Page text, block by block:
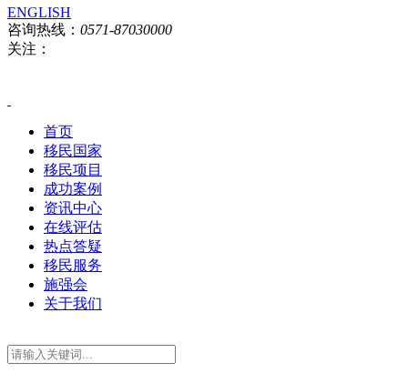
ENGLISH
咨询热线： 0571-87030000
关注：
首页
移民国家
移民项目
成功案例
资讯中心
在线评估
热点答疑
移民服务
施强会
关于我们